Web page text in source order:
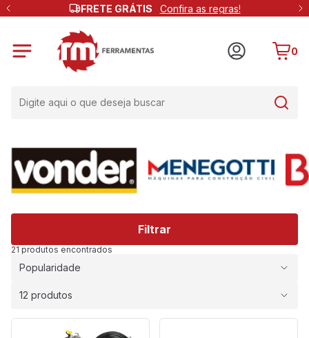
FRETE GRÁTIS Confira as regras!
0
Filtrar
21 produtos encontrados
Popularidade
12 produtos